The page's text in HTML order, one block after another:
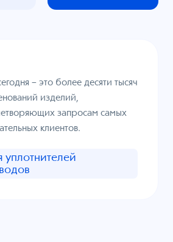
– это более десяти тысяч
изделий,
запросам самых
клиентов.
уплотнителей